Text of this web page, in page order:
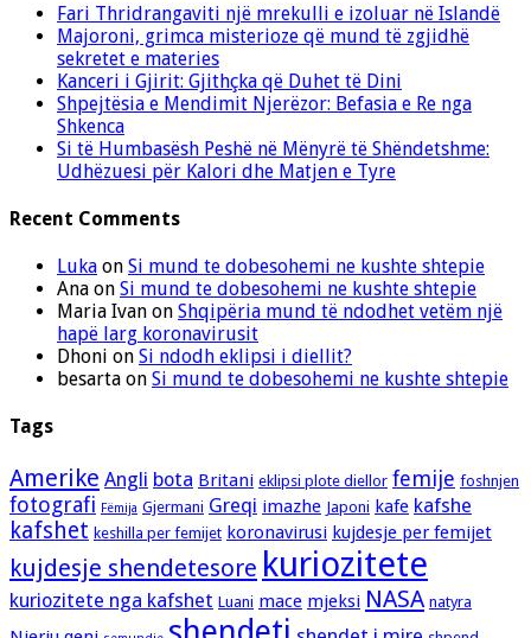
Fari Thridrangaviti një mrekulli e izoluar në Islandë
Majoroni, grimca misterioze që mund të zgjidhë
sekretet e materies
Kanceri i Gjirit: Gjithçka që Duhet të Dini
Shpejtësia e Mendimit Njerëzor: Befasia e Re nga
Shkenca
Si të Humbasësh Peshë në Mënyrë të Shëndetshme:
Udhëzuesi për Kalori dhe Matjen e Tyre
Recent Comments
Luka on Si mund te dobesohemi ne kushte shtepie
Ana on Si mund te dobesohemi ne kushte shtepie
Maria Ivan on Shqipëria mund të ndodhet vetëm një
hapë larg koronavirusit
Dhoni on Si ndodh eklipsi i diellit?
besarta on Si mund te dobesohemi ne kushte shtepie
Tags
Amerike Angli bota Britani eklipsi plote diellor femije foshnjen
fotografi Fëmija Gjermani Greqi imazhe Japoni kafe kafshe
kafshet keshilla per femijet koronavirusi kujdesje per femijet
kujdesje shendetesore kuriozitete
kuriozitete nga kafshet Luani mace mjeksi NASA natyra